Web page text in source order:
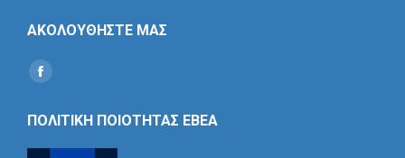
ΑΚΟΛΟΥΘΗΣΤΕ ΜΑΣ
Find us on:
Social
ΠΟΛΙΤΙΚΗ ΠΟΙΟΤΗΤΑΣ ΕΒΕΑ